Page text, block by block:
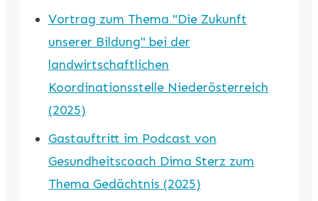
Vortrag zum Thema "Die Zukunft
unserer Bildung" bei der
landwirtschaftlichen
Koordinationsstelle Niederösterreich
(2025)
Gastauftritt im Podcast von
Gesundheitscoach Dima Sterz zum
Thema Gedächtnis (2025)